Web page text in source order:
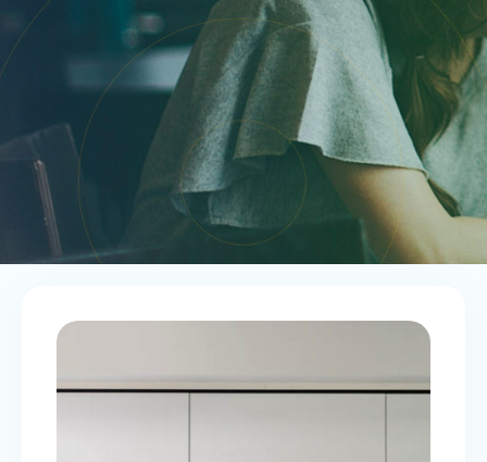
3 ÉTAPES POUR OPTIMISER LES
DRI